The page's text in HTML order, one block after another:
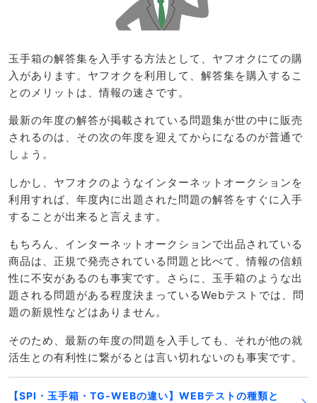
玉手箱の解答集を入手する方法として、ヤフオクにての購
入があります。ヤフオクを利用して、解答集を購入するこ
とのメリットは、情報の速さです。
最新の年度の解答が掲載されている問題集が世の中に販売
されるのは、その次の年度を迎えてからになるのが普通で
しょう。
しかし、ヤフオクのようなインターネットオークションを
利用すれば、年度内に出題された問題の解答をすぐに入手
することが出来ると言えます。
もちろん、インターネットオークションで出品されている
商品は、正規で発売されている問題と比べて、情報の信頼
性に不安があるのも事実です。さらに、玉手箱のような出
題される問題がある程度決まっているWebテストでは、問
題の新規性などはありません。
そのため、最新の年度の問題を入手しても、それが他の就
活生との有利性に繋がるとは言い切れないのも事実です。
【SPI・玉手箱・TG-WEBの違い】WEBテストの種類と